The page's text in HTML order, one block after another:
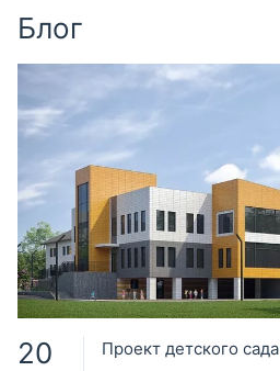
Блог
20 Проект детского сада